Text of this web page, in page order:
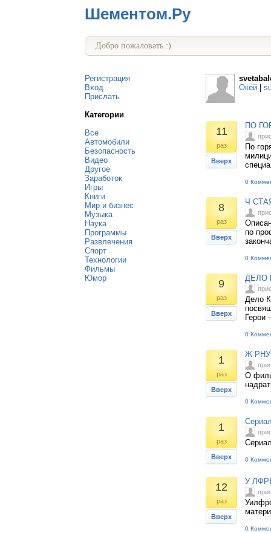
Шементом.Ру
Добро пожаловать :)
Регистрация
Вход
Прислать
Категории
Все
Автомобили
Безопасность
Видео
Другое
Заработок
Игры
Книги
Мир и бизнес
Музыка
Наука
Программы
Развлечения
Спорт
Технологии
Фильмы
Юмор
Окей
11
раз
Вверх
ПО
По
0
8
раз
Вверх
Ч
по
0
9
раз
Вверх
ДЕЛО
Дело
Герои
0
1
раз
Вверх
Ж
О
0
1
раз
Вверх 0
12
раз
Вверх
У
0